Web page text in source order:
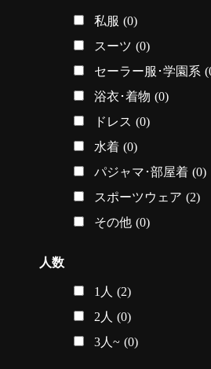
私服 (0)
スーツ (0)
セーラー服･学園系
浴衣･着物 (0)
ドレス (0)
水着 (0)
パジャマ･部屋着 (0)
スポーツウェア (2)
その他 (0)
人数
1人 (2)
2人 (0)
3人~ (0)